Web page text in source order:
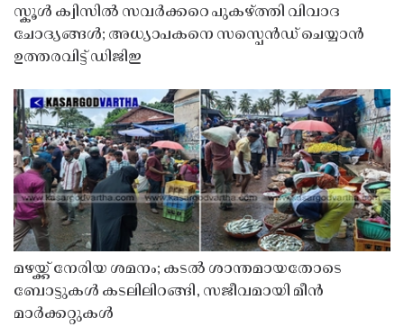
സ്കൂൾ ക്വിസിൽ സവർക്കറെ പുകഴ്ത്തി വിവാദ
ചോദ്യങ്ങൾ; അധ്യാപകനെ സസ്പെൻഡ് ചെയ്യാൻ
ഉത്തരവിട്ട് ഡിജിഇ
മഴയ്ക്ക് നേരിയ ശമനം; കടൽ ശാന്തമായതോടെ
ബോട്ടുകൾ കടലിലിറങ്ങി, സജീവമായി മീൻ
മാർക്കറ്റുകൾ